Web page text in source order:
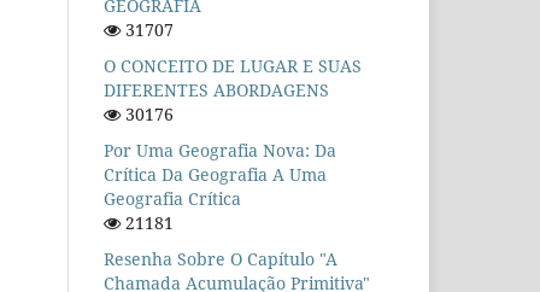
GEOGRAFIA
31707
O CONCEITO DE LUGAR E SUAS
DIFERENTES ABORDAGENS
30176
Por Uma Geografia Nova: Da
Crítica Da Geografia A Uma
Geografia Crítica
21181
Resenha Sobre O Capítulo "A
Chamada Acumulação Primitiva"